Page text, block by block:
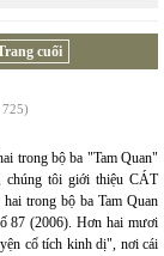
cuối
trong bộ ba "Tam Quan"
chúng tôi giới thiệu CÁT
trong bộ ba Tam Quan
87 (2006). Hơn hai mươi
cổ tích kinh dị", nơi cái